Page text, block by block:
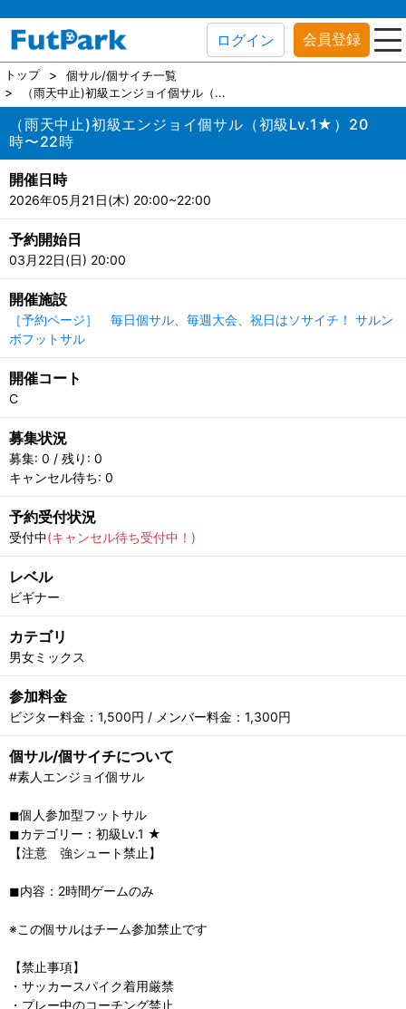
ログイン 会員登録
トップ
個サル/個サイチ一覧
（雨天中止)初級エンジョイ個サル（...
（雨天中止)初級エンジョイ個サル（初級Lv.1★）20
時〜22時
開催日時
2026年05月21日(木) 20:00~22:00
予約開始日
03月22日(日) 20:00
開催施設
［予約ページ］ 毎日個サル、毎週大会、祝日はソサイチ！ サルン
ボフットサル
開催コート
C
募集状況
募集: 0 / 残り: 0
キャンセル待ち: 0
予約受付状況
受付中(キャンセル待ち受付中！)
レベル
ビギナー
カテゴリ
男女ミックス
参加料金
ビジター料金：1,500円 / メンバー料金：1,300円
個サル/個サイチについて
#素人エンジョイ個サル
◼︎個人参加型フットサル
◼︎カテゴリー：初級Lv.1 ★
【注意 強シュート禁止】
◼︎内容：2時間ゲームのみ
※この個サルはチーム参加禁止です
【禁止事項】
・サッカースパイク着用厳禁
・プレー中のコーチング禁止